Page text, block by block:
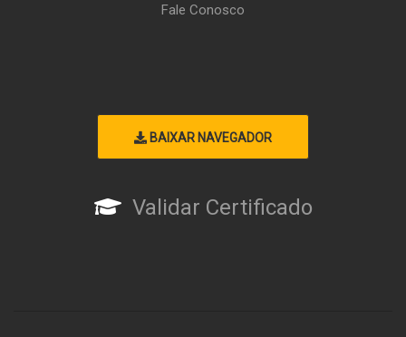
Fale Conosco
BAIXAR NAVEGADOR
Validar Certificado